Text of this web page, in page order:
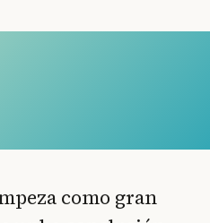
como gran